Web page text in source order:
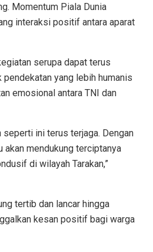
Momentum Piala Dunia
interaksi positif antara aparat
serupa dapat terus
yang lebih humanis
emosional antara TNI dan
seperti ini terus terjaga. Dengan
akan mendukung terciptanya
di wilayah Tarakan,”
tertib dan lancar hingga
kesan positif bagi warga